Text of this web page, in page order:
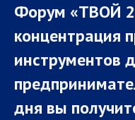
Форум «ТВОЙ
концентрация
инструментов
дня вы